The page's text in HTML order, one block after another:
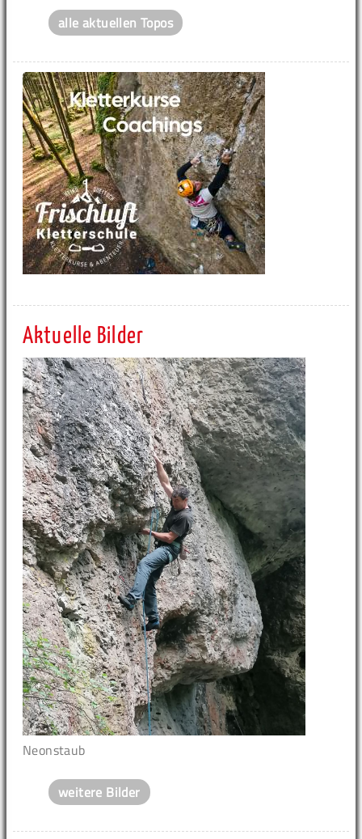
alle aktuellen Topos
Aktuelle Bilder
Neonstaub
weitere Bilder